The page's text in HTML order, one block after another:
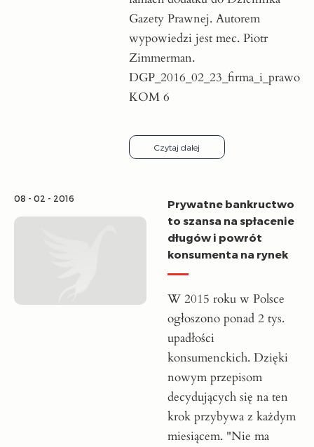
Gazety Prawnej. Autorem
wypowiedzi jest mec. Piotr
Zimmerman.
DGP_2016_02_23_firma_i_prawo
KOM 6
Czytaj dalej
08 - 02 - 2016
Prywatne bankructwo
to szansa na spłacenie
długów i powrót
konsumenta na rynek
W 2015 roku w Polsce
ogłoszono ponad 2 tys.
upadłości
konsumenckich. Dzięki
nowym przepisom
decydujących się na ten
krok przybywa z każdym
miesiącem. "Nie ma